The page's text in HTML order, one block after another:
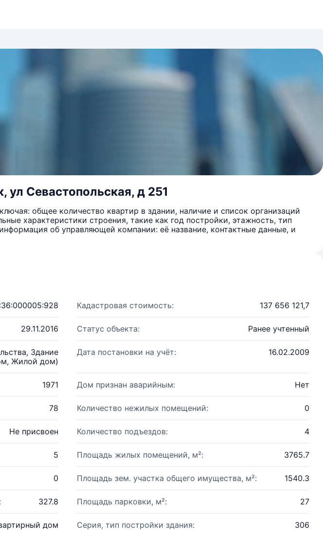
ул Севастопольская, д 251
общее количество квартир в здании, наличие и список организаций
характеристики строения, такие как год постройки, этажность, тип
об управляющей компании: её название, контактные данные, и
Кадастровая стоимость: 137 656 121,7
29.11.2016 Статус объекта: Ранее учтенный
Здание
Жилой дом)
Дата постановки на учёт: 16.02.2009
1971 Дом признан аварийным: Нет
78 Количество нежилых помещений: 0
Не присвоен Количество подъездов: 4
5 Площадь жилых помещений, м²: 3765.7
0 Площадь зем. участка общего имущества, м²: 1540.3
327.8 Площадь парковки, м²: 27
дом Серия, тип постройки здания: 306